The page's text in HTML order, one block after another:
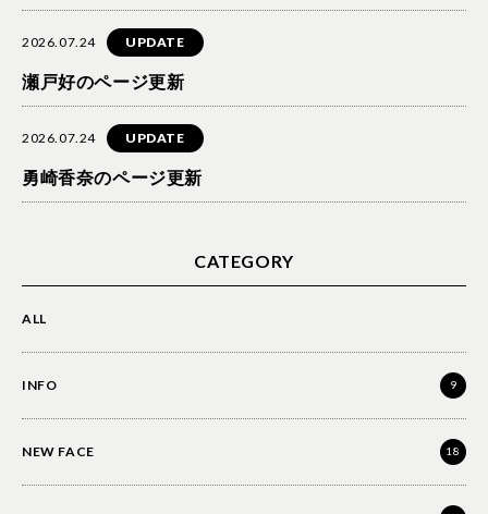
2026.07.24 UPDATE
瀬戸好のページ更新
2026.07.24 UPDATE
勇崎香奈のページ更新
CATEGORY
ALL
INFO 9
NEW FACE 18